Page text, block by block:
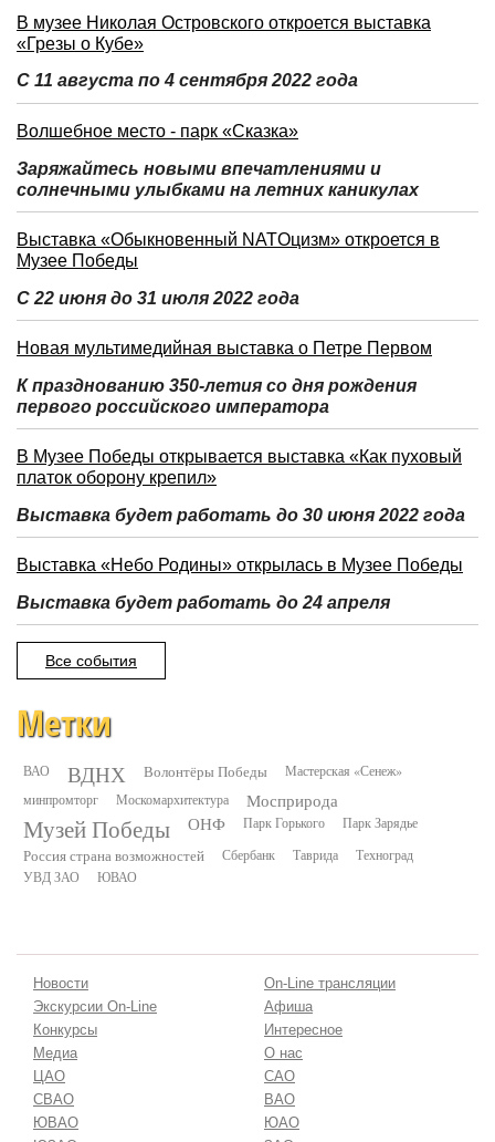
В музее Николая Островского откроется выставка
«Грезы о Кубе»
С 11 августа по 4 сентября 2022 года
Волшебное место - парк «Сказка»
Заряжайтесь новыми впечатлениями и
солнечными улыбками на летних каникулах
Выставка «Обыкновенный NATOцизм» откроется в
Музее Победы
С 22 июня до 31 июля 2022 года
Новая мультимедийная выставка о Петре Первом
К празднованию 350-летия со дня рождения
первого российского императора
В Музее Победы открывается выставка «Как пуховый
платок оборону крепил»
Выставка будет работать до 30 июня 2022 года
Выставка «Небо Родины» открылась в Музее Победы
Выставка будет работать до 24 апреля
Все события
Метки
ВАО ВДНХ Волонтёры Победы
Мастерская «Сенеж»
минпромторг
Москомархитектура Мосприрода
Музей Победы ОНФ Парк Горького Парк Зарядье
Россия страна возможностей Сбербанк Таврида
Техноград
УВД ЗАО
ЮВАО
Новости
On-Line трансляции
Экскурсии On-Line
Афиша
Конкурсы
Интересное
Медиа
О нас
ЦАО
САО
СВАО
ВАО
ЮВАО
ЮАО